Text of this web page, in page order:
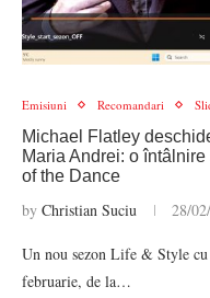
Emisiuni Recomandari
Michael Flatley
Maria Andrei: o
of the Dance
by Christian Suciu 28/
Un nou sezon Life & Style
februarie, de la…